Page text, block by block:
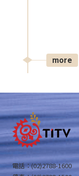
more
電話：(02)2788-1600